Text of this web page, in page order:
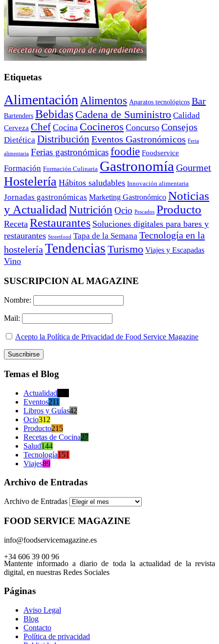
Etiquetas
Alimentación Alimentos Aparatos tecnológicos Bar
Bartenders Bebidas Cadena de Suministro Calidad
Cerveza Chef Cocina Cocineros Concurso Consejos
Dietética Distribución Eventos Gastronómicos Feria
alimentaria Ferias gastronómicasfoodie Foodservice
Formación Formación Culinaria Gastronomía Gourmet
Hostelería Hábitos saludables Innovación alimentaria
Jornadas gastronómicas Marketing Gastronómico Noticias
y Actualidad Nutrición Ocio Pescados Producto
Receta Restaurantes Soluciones digitales para bares y
restaurantes Streetfood Tapa de la Semana Tecnología en la
hostelería Tendencias Turismo Viajes y Escapadas
Vino
SUSCRIPCION AL MAGAZINE
Nombre:
Mail:
Acepto la Política de Privacidad de Food Service Magazine
Temas el Blog
Actualidad
Eventos211
Libros y Guías42
Ocio312
Producto215
Recetas de Cocina27
Salud144
Tecnología151
Viajes89
Archivo de Entradas
Archivo de Entradas
FOOD SERVICE MAGAZINE
info@foodservicemagazine.es
+34 606 39 00 96
Mantente informado a diario de toda la actualidad de la revista
digital, en nuestras Redes Sociales
Páginas
Aviso Legal
Blog
Contacto
Política de privacidad